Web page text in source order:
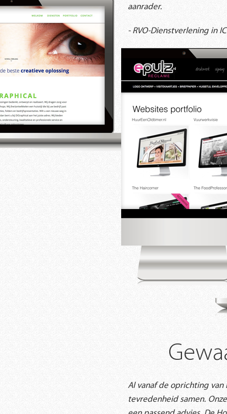
aanrader.
- RVO-Dienstverlening in
Al vanaf de oprichting van
tevredenheid samen.